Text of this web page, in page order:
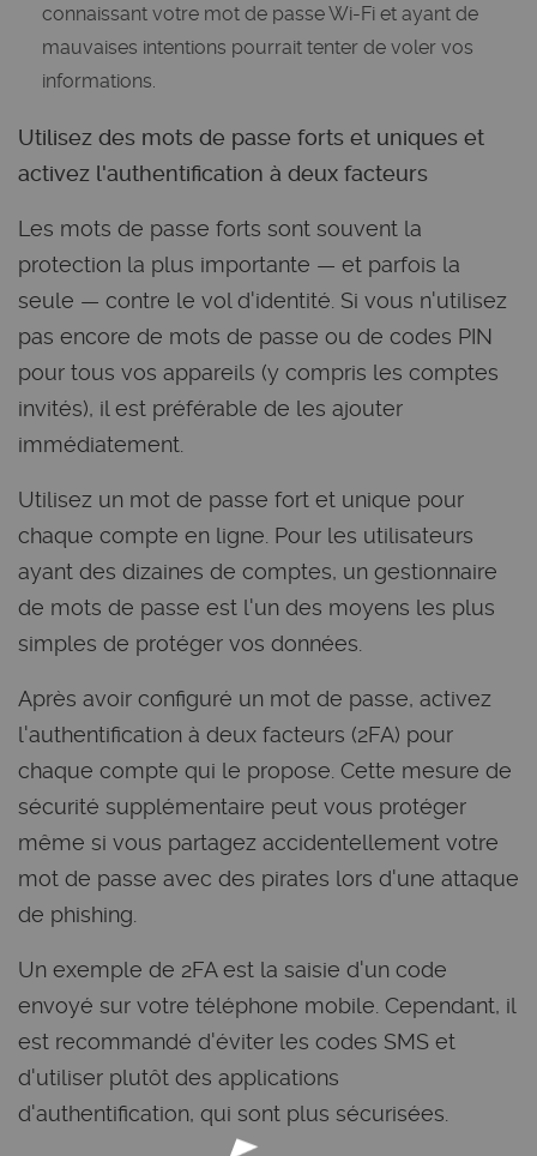
connaissant votre mot de passe Wi-Fi et ayant de
mauvaises intentions pourrait tenter de voler vos
informations.
Utilisez des mots de passe forts et uniques et
activez l'authentification à deux facteurs
Les mots de passe forts sont souvent la
protection la plus importante — et parfois la
seule — contre le vol d'identité. Si vous n'utilisez
pas encore de mots de passe ou de codes PIN
pour tous vos appareils (y compris les comptes
invités), il est préférable de les ajouter
immédiatement.
Utilisez un mot de passe fort et unique pour
chaque compte en ligne. Pour les utilisateurs
ayant des dizaines de comptes, un gestionnaire
de mots de passe est l'un des moyens les plus
simples de protéger vos données.
Après avoir configuré un mot de passe, activez
l'authentification à deux facteurs (2FA) pour
chaque compte qui le propose. Cette mesure de
sécurité supplémentaire peut vous protéger
même si vous partagez accidentellement votre
mot de passe avec des pirates lors d'une attaque
de phishing.
Un exemple de 2FA est la saisie d'un code
envoyé sur votre téléphone mobile. Cependant, il
est recommandé d'éviter les codes SMS et
d'utiliser plutôt des applications
d'authentification, qui sont plus sécurisées.